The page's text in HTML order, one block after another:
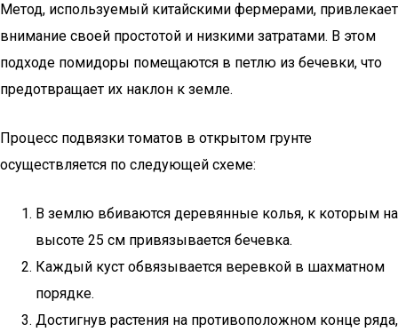
Метод, используемый китайскими фермерами, привлекает
внимание своей простотой и низкими затратами. В этом
подходе помидоры помещаются в петлю из бечевки, что
предотвращает их наклон к земле.
Процесс подвязки томатов в открытом грунте
осуществляется по следующей схеме:
В землю вбиваются деревянные колья, к которым на
высоте 25 см привязывается бечевка.
Каждый куст обвязывается веревкой в шахматном
порядке.
Достигнув растения на противоположном конце ряда,